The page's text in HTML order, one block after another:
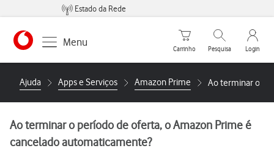
Estado da Rede
https://www.vodafone.pt
Menu
Carrinho de compras
Carrinho
Pesquisar
Pesquisa
My
Login
Ajuda Apps e Serviços Amazon Prime Ao terminar o
Ao terminar o período de oferta, o Amazon Prime é
cancelado automaticamente?